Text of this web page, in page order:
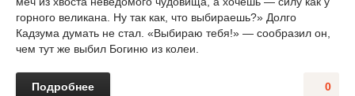
горного великана. Ну так как, что выбираешь?» Долго
Кадзума думать не стал. «Выбираю тебя!» — сообразил он,
чем тут же выбил Богиню из колеи.
0
Подробнее